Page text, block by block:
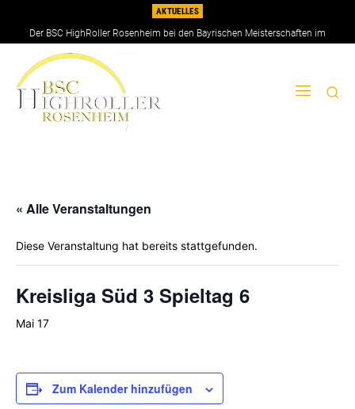
AKTUELLES
Der BSC HighRoller Rosenheim bei den Bayrischen Meisterschaften im
Doppel 2026
« Alle Veranstaltungen
Diese Veranstaltung hat bereits stattgefunden.
Kreisliga Süd 3 Spieltag 6
Mai 17
Zum Kalender hinzufügen